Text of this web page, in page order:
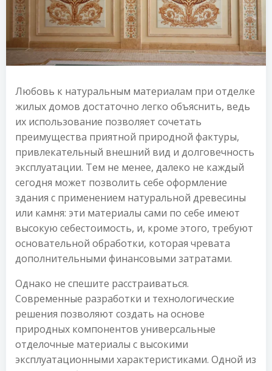
Любовь к натуральным материалам при отделке
жилых домов достаточно легко объяснить, ведь
их использование позволяет сочетать
преимущества приятной природной фактуры,
привлекательный внешний вид и долговечность
эксплуатации. Тем не менее, далеко не каждый
сегодня может позволить себе оформление
здания с применением натуральной древесины
или камня: эти материалы сами по себе имеют
высокую себестоимость, и, кроме этого, требуют
основательной обработки, которая чревата
дополнительными финансовыми затратами.
Однако не спешите расстраиваться.
Современные разработки и технологические
решения позволяют создать на основе
природных компонентов универсальные
отделочные материалы с высокими
эксплуатационными характеристиками. Одной из